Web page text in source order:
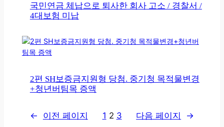
국민연금 체납으로 퇴사한 회사 고소 / 경찰서 /
4대보험 미납
2편 SH보증금지원형 당첨. 중기청 목적물변경
+청년버팀목 증액
← 이전 페이지 1 2 3 다음 페이지 →